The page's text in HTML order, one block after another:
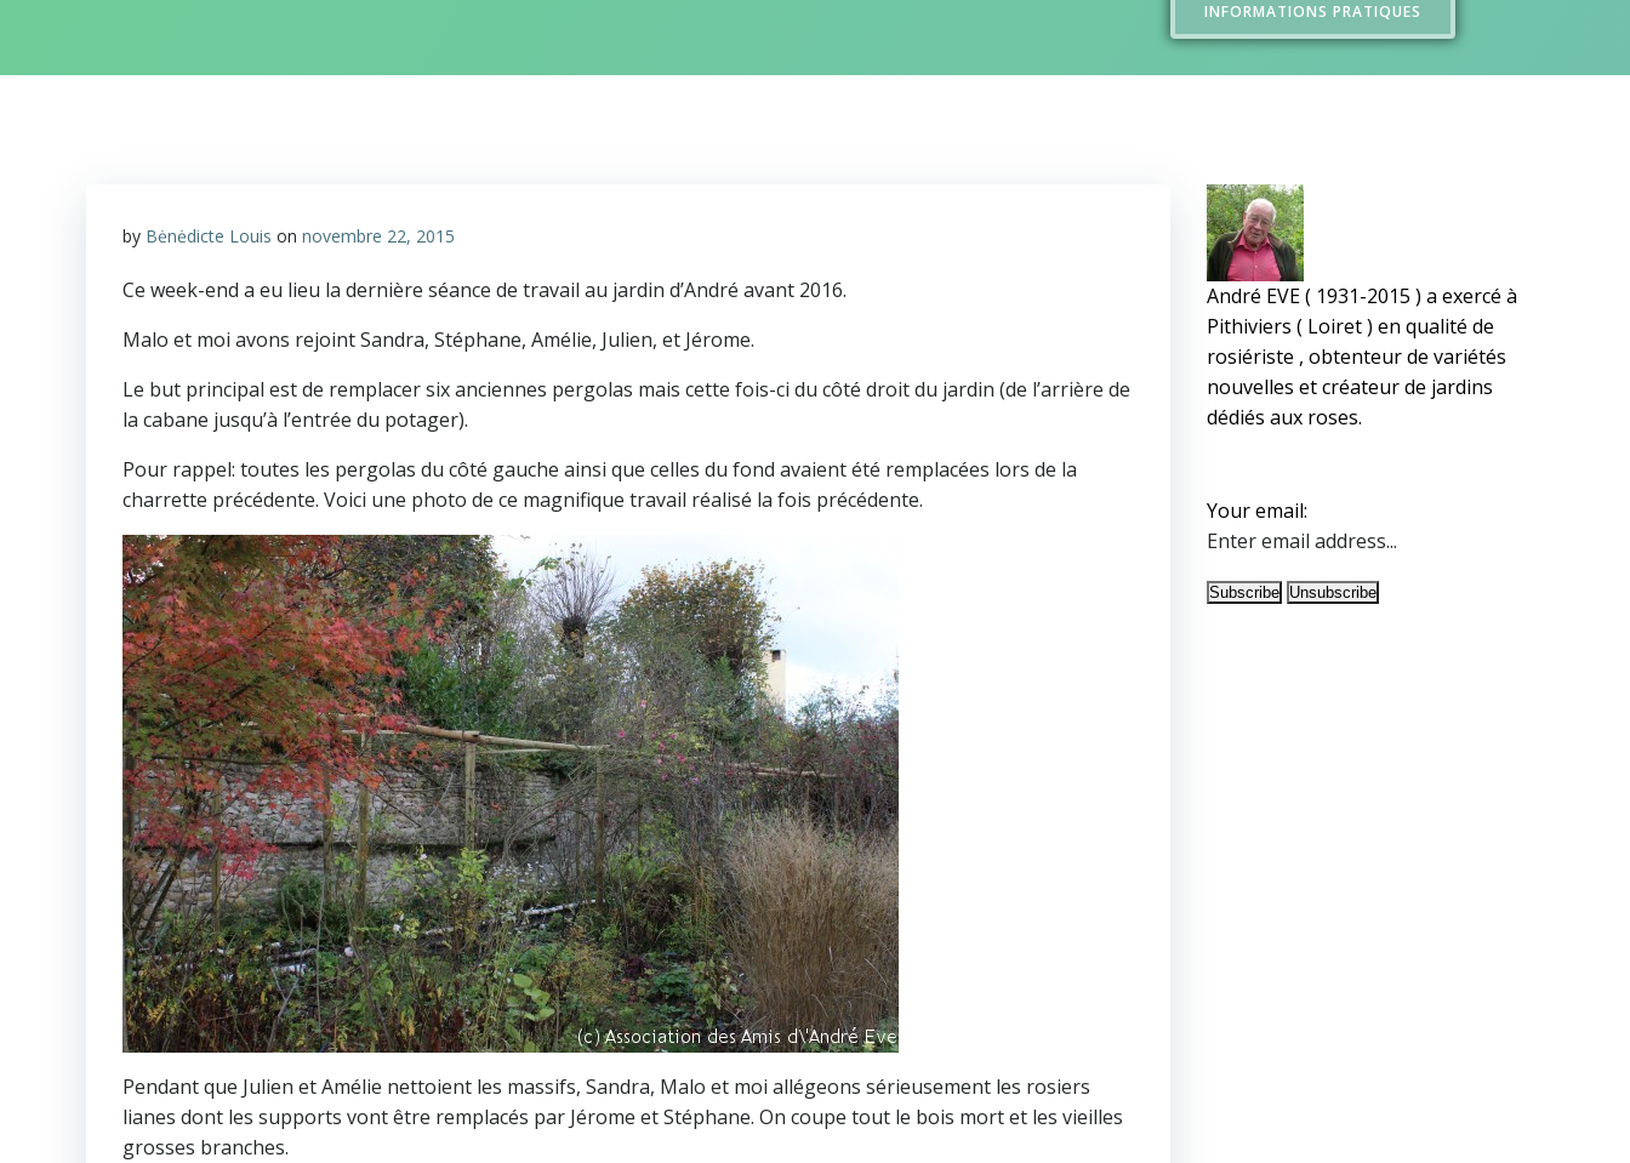
INFORMATIONS PRATIQUES
by Bėnėdicte Louis on novembre 22, 2015
Ce week-end a eu lieu la dernière séance de travail au jardin d’André avant 2016.
Malo et moi avons rejoint Sandra, Stéphane, Amélie, Julien, et Jérome.
Le but principal est de remplacer six anciennes pergolas mais cette fois-ci du côté droit du jardin (de l’arrière de
la cabane jusqu’à l’entrée du potager).
Pour rappel: toutes les pergolas du côté gauche ainsi que celles du fond avaient été remplacées lors de la
charrette précédente. Voici une photo de ce magnifique travail réalisé la fois précédente.
Pendant que Julien et Amélie nettoient les massifs, Sandra, Malo et moi allégeons sérieusement les rosiers
lianes dont les supports vont être remplacés par Jérome et Stéphane. On coupe tout le bois mort et les vieilles
grosses branches.
André EVE ( 1931-2015 ) a exercé à
Pithiviers ( Loiret ) en qualité de
rosiériste , obtenteur de variétés
nouvelles et créateur de jardins
dédiés aux roses.
Your email: